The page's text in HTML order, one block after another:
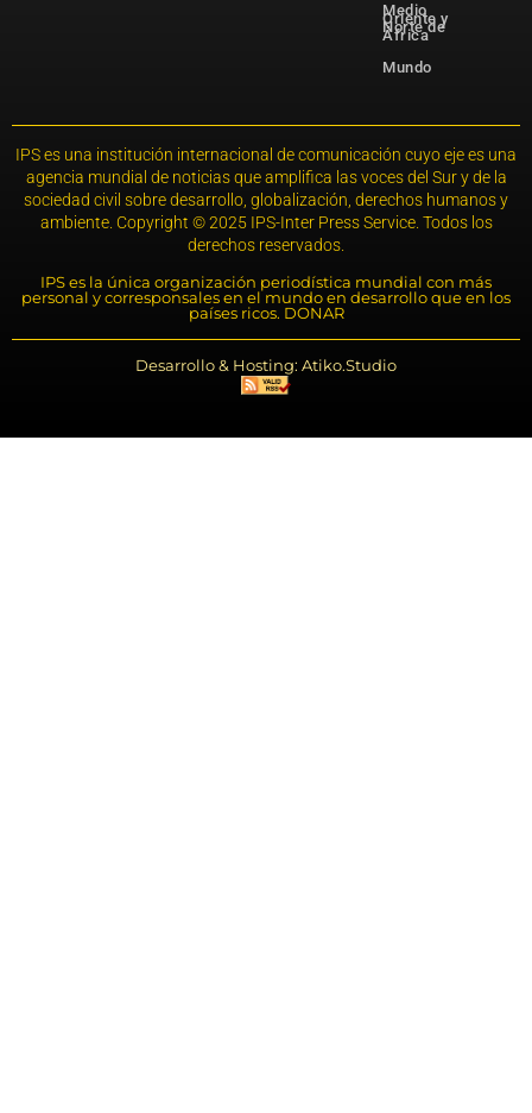
Medio
Oriente y
Norte de
África
Mundo
IPS es una institución internacional de comunicación cuyo eje es una
agencia mundial de noticias que amplifica las voces del Sur y de la
sociedad civil sobre desarrollo, globalización, derechos humanos y
ambiente. Copyright © 2025 IPS-Inter Press Service. Todos los
derechos reservados.
IPS es la única organización periodística mundial con más
personal y corresponsales en el mundo en desarrollo que en los
países ricos. DONAR
Desarrollo & Hosting: Atiko.Studio